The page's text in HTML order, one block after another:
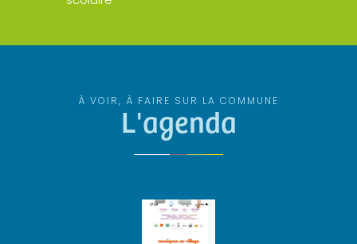
À VOIR, À FAIRE SUR LA COMMUNE
L'agenda